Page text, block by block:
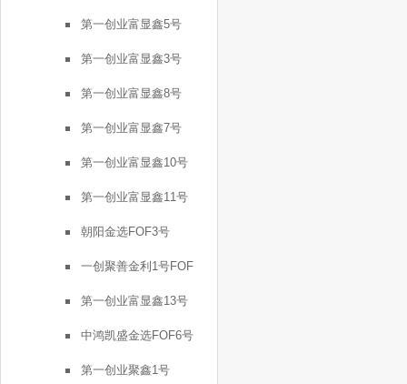
第一创业富显鑫5号
第一创业富显鑫3号
第一创业富显鑫8号
第一创业富显鑫7号
第一创业富显鑫10号
第一创业富显鑫11号
朝阳金选FOF3号
一创聚善金利1号FOF
第一创业富显鑫13号
中鸿凯盛金选FOF6号
第一创业聚鑫1号